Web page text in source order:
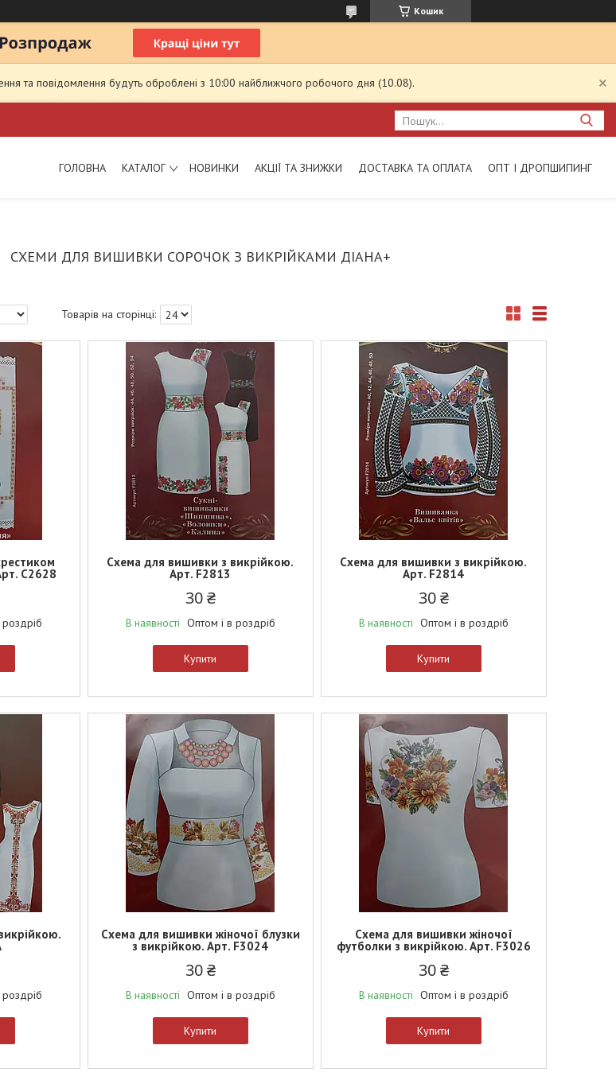
Кошик
та повідомлення будуть оброблені з 10:00 найближчого робочого дня (10.08).
ГОЛОВНА КАТАЛОГ НОВИНКИ АКЦІЇ ТА ЗНИЖКИ ДОСТАВКА ТА ОПЛАТА ОПТ І ДРОПШИПИНГ
СХЕМИ ДЛЯ ВИШИВКИ СОРОЧОК З ВИКРІЙКАМИ ДІАНА+
С2628
Схема для вишивки з викрійкою.
Арт. F2813
30 ₴
В наявності Оптом і в роздріб
Купити
Схема для вишивки з викрійкою.
Арт. F2814
30 ₴
В наявності Оптом і в роздріб
Купити
Схема для вишивки жіночої блузки
з викрійкою. Арт. F3024
30 ₴
В наявності Оптом і в роздріб
Купити
Схема для вишивки жіночої
футболки з викрійкою. Арт. F3026
30 ₴
В наявності Оптом і в роздріб
Купити